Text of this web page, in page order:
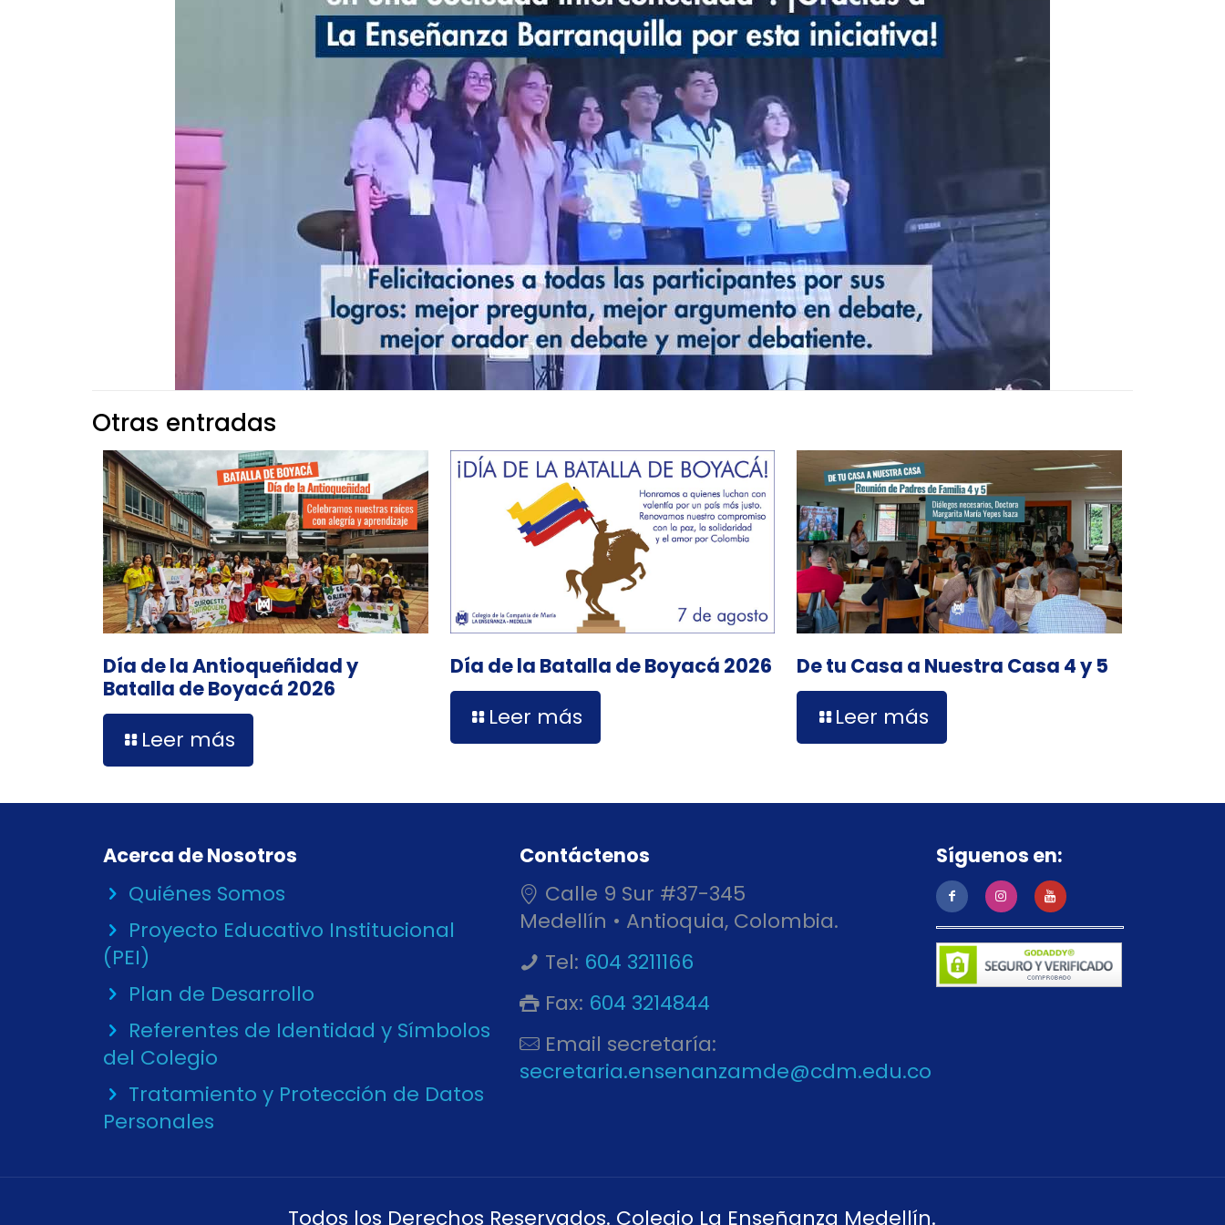
Otras entradas
Día de la Antioqueñidad y
Batalla de Boyacá 2026
Leer más
Día de la Batalla de Boyacá 2026
Leer más
De tu Casa a Nuestra Casa 4 y 5
Leer más
Acerca de Nosotros
Quiénes Somos
Proyecto Educativo Institucional
(PEI)
Plan de Desarrollo
Referentes de Identidad y Símbolos
del Colegio
Tratamiento y Protección de Datos
Personales
Contáctenos
Calle 9 Sur #37-345
Medellín • Antioquia, Colombia.
Tel: 604 3211166
Fax: 604 3214844
Email secretaría:
secretaria.ensenanzamde@cdm.edu.co
Síguenos en:
Todos los Derechos Reservados. Colegio La Enseñanza Medellín.